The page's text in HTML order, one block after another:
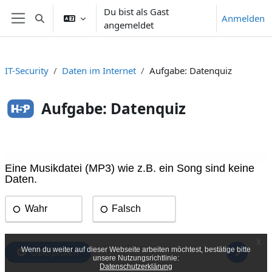
Zum Hauptinhalt
Website-Übersicht
Sucheingabe umschalten
Du bist als Gast
angemeldet
Anmelden
IT-Security Daten im Internet Aufgabe: Datenquiz
Aufgabe: Datenquiz